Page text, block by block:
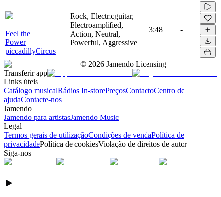
Feel the
Power
piccadillyCircus
Rock, Electricguitar,
Electroamplified,
Action, Neutral,
Powerful, Aggressive
3:48 -
© 2026 Jamendo Licensing
Transferir app
Links úteis
Catálogo musicalRádios In-storePreçosContactoCentro de
ajudaContacte-nos
Jamendo
Jamendo para artistasJamendo Music
Legal
Termos gerais de utilizaçãoCondições de vendaPolítica de
privacidadePolítica de cookiesViolação de direitos de autor
Siga-nos